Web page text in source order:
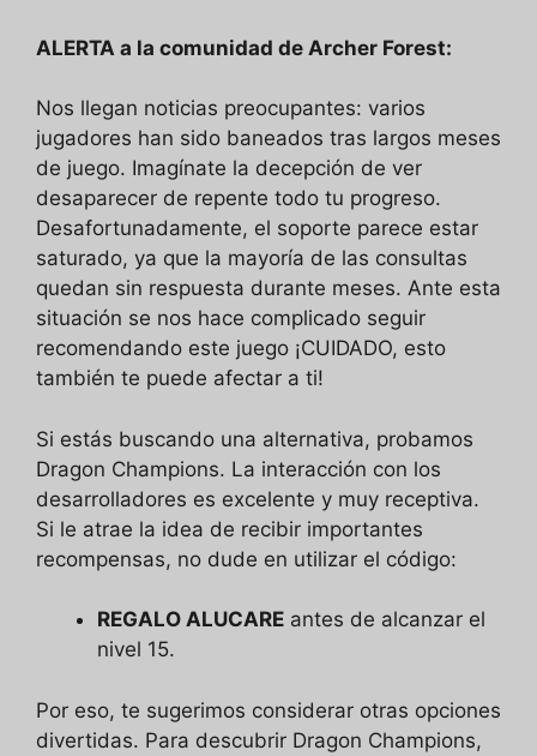
ALERTA a la comunidad de Archer Forest:
Nos llegan noticias preocupantes: varios
jugadores han sido baneados tras largos meses
de juego. Imagínate la decepción de ver
desaparecer de repente todo tu progreso.
Desafortunadamente, el soporte parece estar
saturado, ya que la mayoría de las consultas
quedan sin respuesta durante meses. Ante esta
situación se nos hace complicado seguir
recomendando este juego ¡CUIDADO, esto
también te puede afectar a ti!
Si estás buscando una alternativa, probamos
Dragon Champions. La interacción con los
desarrolladores es excelente y muy receptiva.
Si le atrae la idea de recibir importantes
recompensas, no dude en utilizar el código:
REGALO ALUCARE antes de alcanzar el
nivel 15.
Por eso, te sugerimos considerar otras opciones
divertidas. Para descubrir Dragon Champions,